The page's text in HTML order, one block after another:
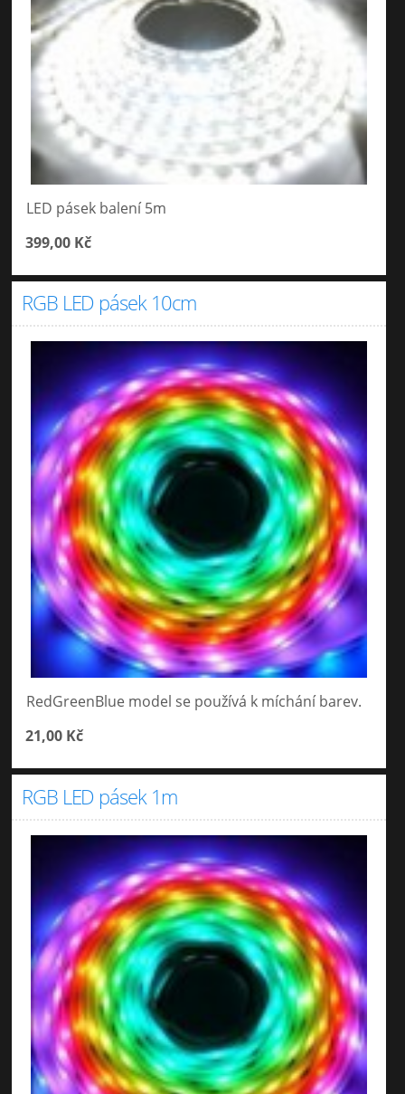
LED pásek balení 5m
399,00 Kč
RGB LED pásek 10cm
RedGreenBlue model se používá k míchání barev.
21,00 Kč
RGB LED pásek 1m